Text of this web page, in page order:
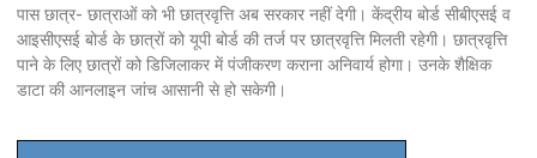
पास छात्र- छात्राओं को भी छात्रवृत्ति अब सरकार नहीं देगी। केंद्रीय बोर्ड सीबीएसई व
आइसीएसई बोर्ड के छात्रों को यूपी बोर्ड की तर्ज पर छात्रवृत्ति मिलती रहेगी। छात्रवृत्ति
पाने के लिए छात्रों को डिजिलाकर में पंजीकरण कराना अनिवार्य होगा। उनके शैक्षिक
डाटा की आनलाइन जांच आसानी से हो सकेगी।